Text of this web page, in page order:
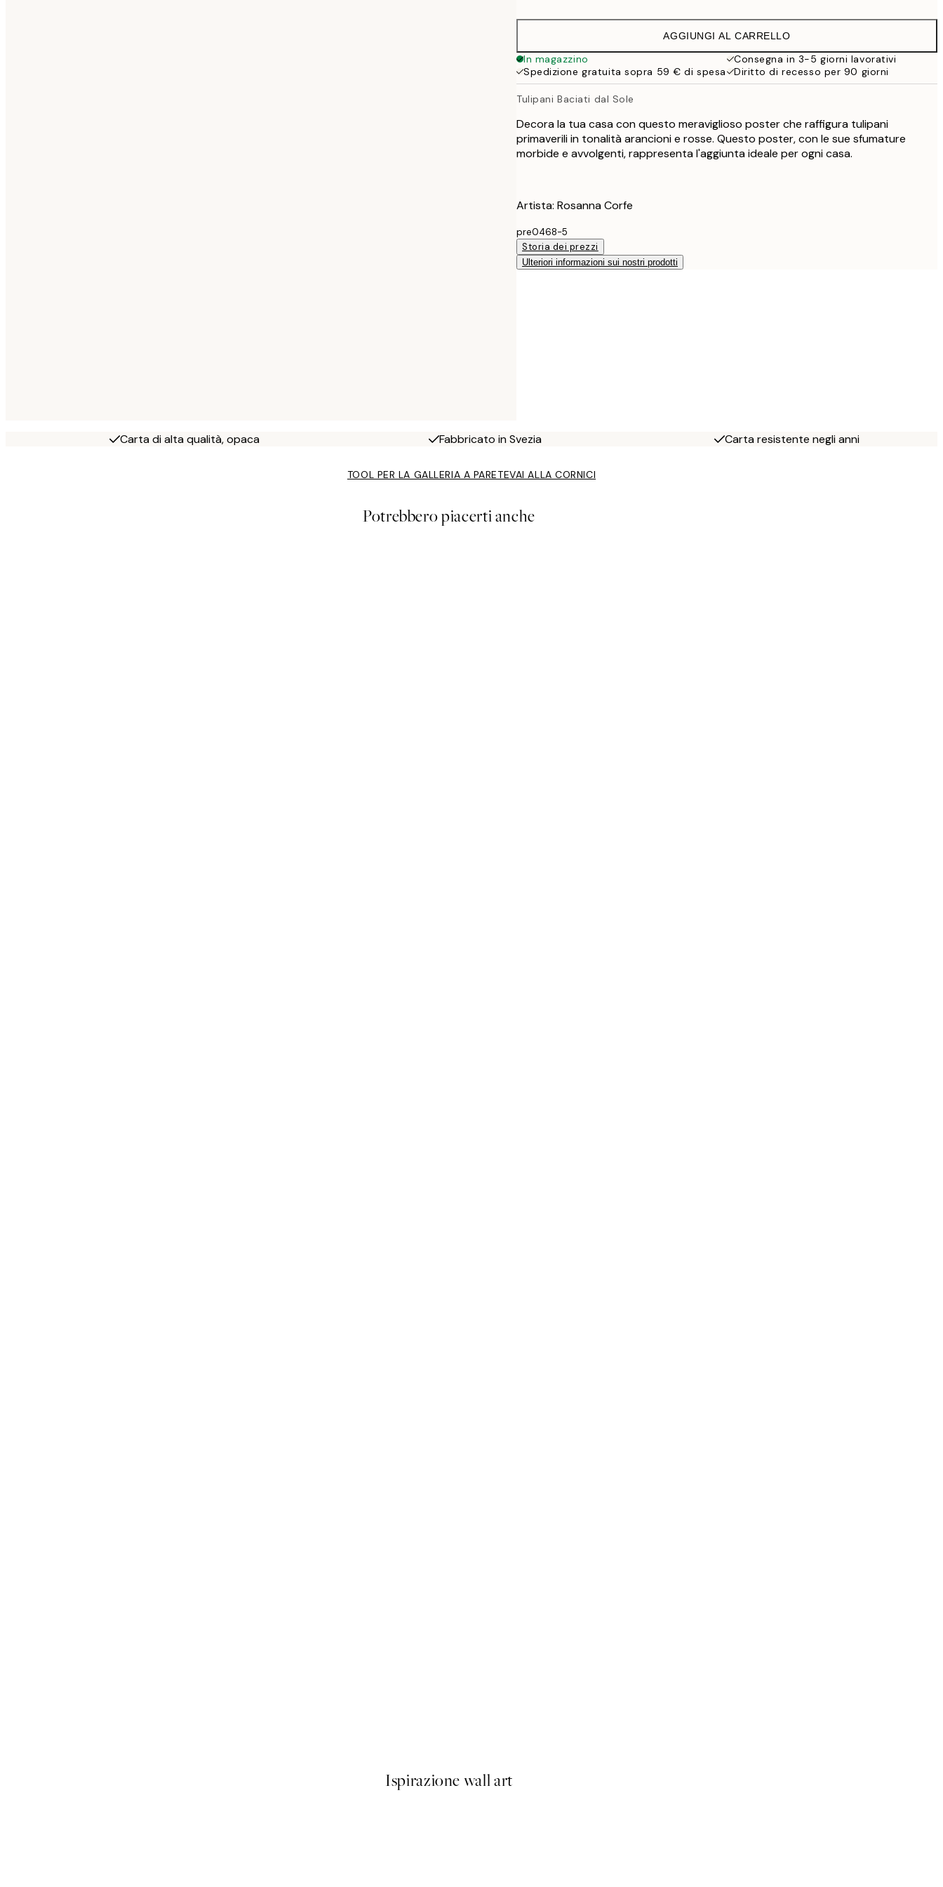
38 €
AGGIUNGI AL CARRELLO
In magazzino
Consegna in 3-5 giorni lavorativi
Spedizione gratuita sopra 59 € di spesa
Diritto di recesso per 90 giorni
Tulipani Baciati dal Sole
Decora la tua casa con questo meraviglioso poster che raffigura tulipani
primaverili in tonalità arancioni e rosse. Questo poster, con le sue sfumature
morbide e avvolgenti, rappresenta l'aggiunta ideale per ogni casa.
Artista: Rosanna Corfe
pre0468-5
Storia dei prezzi
Ulteriori informazioni sui nostri prodotti
Carta di alta qualità, opaca Fabbricato in Svezia Carta resistente negli anni
TOOL PER LA GALLERIA A PARETEVAI ALLA CORNICI
Potrebbero piacerti anche
Ispirazione wall art